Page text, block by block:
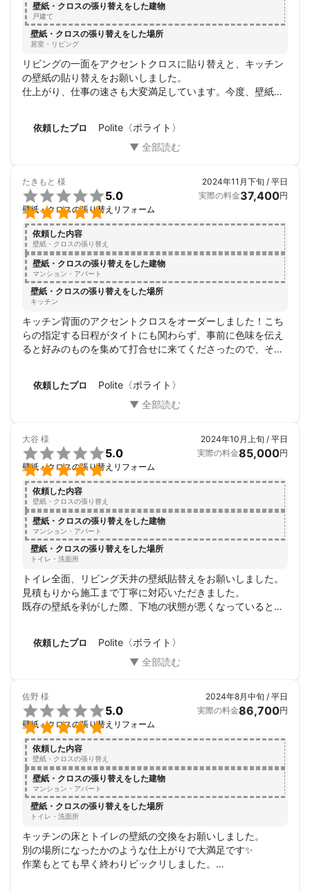
壁紙・クロスの張り替えをした建物
戸建て
壁紙・クロスの張り替えをした場所
居室・リビング
リビングの一面をアクセントクロスに貼り替えと、キッチン
の壁紙の貼り替えをお願いしました。
仕上がり、仕事の速さも大変満足しています。今度、壁紙を
めです！
依頼したプロ Polite〈ポライト〉
たきもと 様


5.0
壁紙・クロスの張り替えリフォーム
2024年11月下旬 / 平日
実際の料金37,400円
依頼した内容
壁紙・クロスの張り替え
壁紙・クロスの張り替えをした建物
マンション・アパート
壁紙・クロスの張り替えをした場所
キッチン
キッチン背面のアクセントクロスをオーダーしました！こち
らの指定する日程がタイトにも関わらず、事前に色味を伝え
ると好みのものを集めて打合せに来てくださったので、その
寧なのはもちろんですが、子どもたちが騒ぐ中でも笑顔で接
していただきありがたかったです。お願いして良かったと思
依頼したプロ Polite〈ポライト〉
大谷 様


5.0
壁紙・クロスの張り替えリフォーム
2024年10月上旬 / 平日
実際の料金85,000円
依頼した内容
壁紙・クロスの張り替え
壁紙・クロスの張り替えをした建物
マンション・アパート
壁紙・クロスの張り替えをした場所
トイレ・洗面所
トイレ全面、リビング天井の壁紙貼替えをお願いしました。
見積もりから施工まで丁寧に対応いただきました。
既存の壁紙を剥がした際、下地の状態が悪くなっているとこ
大変感謝しております。
今度またお願いしようと思います。
依頼したプロ Polite〈ポライト〉
佐野 様


5.0
壁紙・クロスの張り替えリフォーム
2024年8月中旬 / 平日
実際の料金86,700円
依頼した内容
壁紙・クロスの張り替え
壁紙・クロスの張り替えをした建物
マンション・アパート
壁紙・クロスの張り替えをした場所
トイレ・洗面所
キッチンの床とトイレの壁紙の交換をお願いしました。
別の場所になったかのような仕上がりで大満足です✨
作業もとても早く終わりビックリしました。